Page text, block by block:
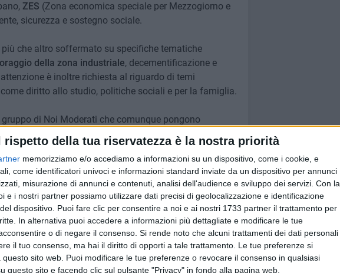
rispetto della tua riservatezza è la nostra priorità
memorizziamo e/o accediamo a informazioni su un dispositivo, come i cookie, e
come identificatori univoci e informazioni standard inviate da un dispositivo per annunci
misurazione di annunci e contenuti, analisi dell'audience e sviluppo dei servizi. Con la
e i nostri partner possiamo utilizzare dati precisi di geolocalizzazione e identificazione
dispositivo. Puoi fare clic per consentire a noi e ai nostri 1733 partner il trattamento per
In alternativa puoi accedere a informazioni più dettagliate e modificare le tue
o di negare il consenso. Si rende noto che alcuni trattamenti dei dati personali
il tuo consenso, ma hai il diritto di opporti a tale trattamento. Le tue preferenze si
sito web. Puoi modificare le tue preferenze o revocare il consenso in qualsiasi
questo sito e facendo clic sul pulsante "Privacy" in fondo alla pagina web.
ZES (Zona economica speciale per Mezzogiorno e
sicurezza e sostegno sociale.
che altro soffermato su specifiche tematiche
della zona industriale, decementificazione e
è inoltre richiesta al riguardo di temi
diritto allo studio, politiche sociali e per la famiglia.
di Noi Moderati che comunque pongono
Particolarmente degni di menzione tuttavia i
Urbanistico Generale), sulcensimento del verde
in città, sulla mobilità urbana, sulproblema
di Aggiornamento, molti dei temi indicati dalle
presenti all'interno del documento originario (DUP). Su
impegnata a tenere in considerazione i rilievi